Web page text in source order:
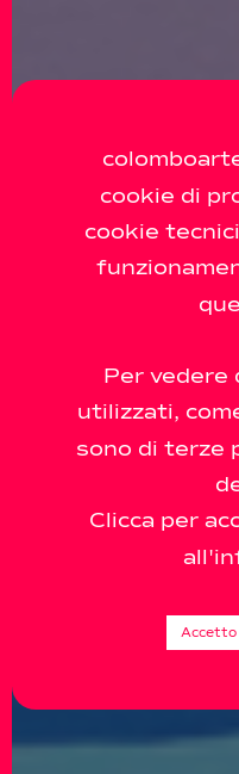
cookie di
cookie
Per vedere
utilizzati,
sono di terze
Clicca per
Accetto